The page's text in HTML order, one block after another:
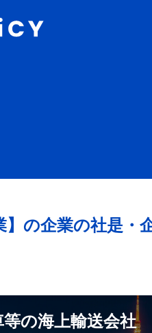
の企業の社是・
等の海上輸送会社